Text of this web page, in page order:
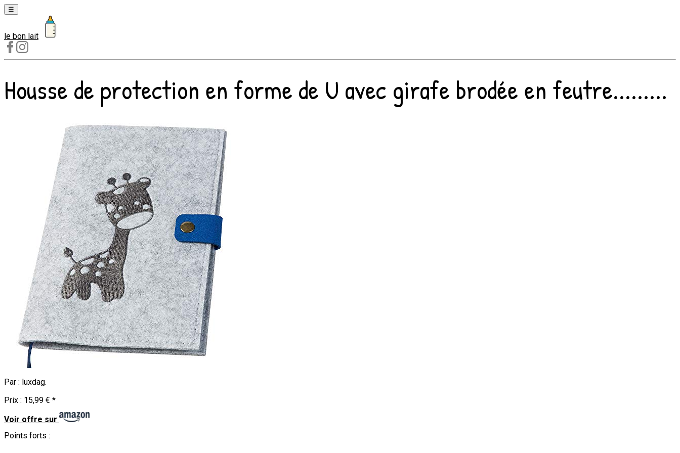
☰
Laits
1er
âge
2e
croissance
le bon lait
Housse de protection en forme de U avec girafe brodée en feutre.........
Par : luxdag.
Prix : 15,99 € *
Voir offre sur
Points forts :